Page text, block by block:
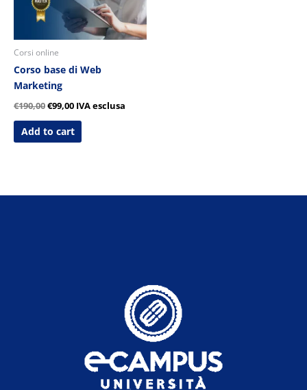
Corsi online
Corso base di Web
Marketing
€190,00€99,00 IVA esclusa
Add to cart